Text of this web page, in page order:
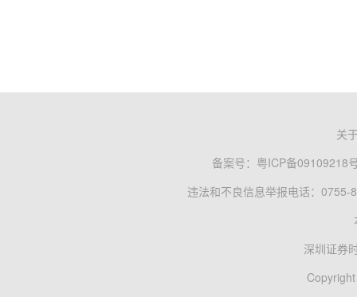
关
备案号： 粤ICP备09109218
违法和不良信息举报电话：0755-
深圳证券